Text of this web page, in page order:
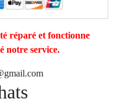
réparé et fonctionne
notre service.